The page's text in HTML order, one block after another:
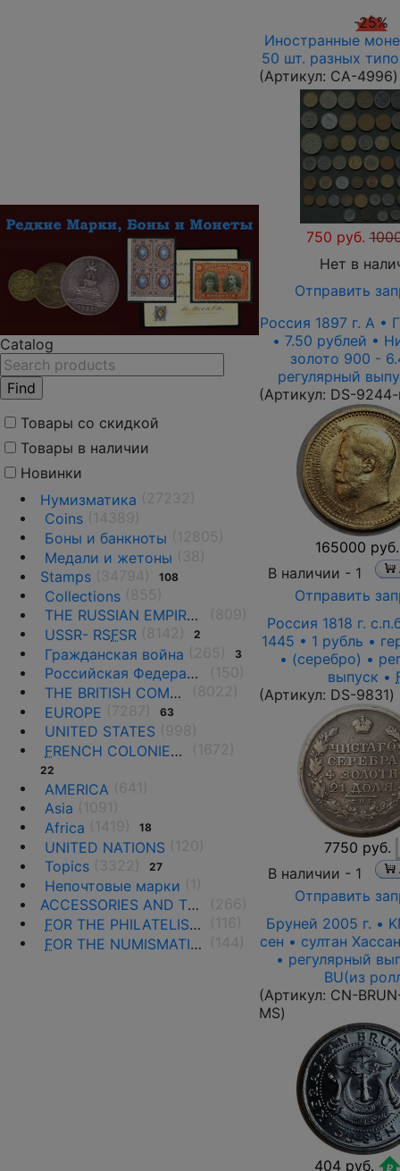
Catalog
Товары со скидкой
Товары в наличии
Новинки
Нумизматика
Coins
Боны и банкноты
Медали и жетоны
Stamps
108
Collections
THE RUSSIAN EMPIRE UNTIL 1917.
USSR- RSFSR 2
Гражданская война 3
Российская Федерация(1992 г.-н.д.)
THE BRITISH COMMONWEALTH
EUROPE
63
UNITED STATES
FRENCH COLONIES AND THE TERRITORIES
22
AMERICA
Asia
Africa
18
UNITED NATIONS
Topics
27
Непочтовые марки
ACCESSORIES AND THE LITERATURE
FOR THE PHILATELISTS
FOR THE NUMISMATISTS
-25%
Иностранные
50 шт. разных
(Артикул: CA-4996)
750 руб.
Нет в
Отправить
Россия 1897 г. А •
• 7.50 рублей •
золото 900 -
регулярный
(Артикул: DS-
165000 руб.
В наличии - 1
Отправить
Россия 1818 г.
1445 • 1 рубль •
• (серебро) •
выпуск •
(Артикул: DS-9831)
7750 руб.
В наличии - 1
Отправить
Бруней 2005 г. •
сен • султан
• регулярный
BU(из
(Артикул: CN-
MS)
404 руб.